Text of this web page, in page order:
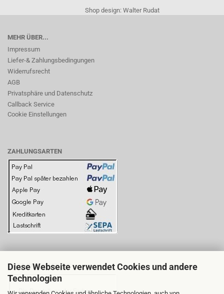
Diese Webseite verwendet Cookies und andere
Technologien
Shop design: Walter Rudat
MEHR ÜBER...
Impressum
Liefer-& Zahlungsbedingungen
Widerrufsrecht
AGB
Privatsphäre und Datenschutz
Callback Service
Cookie Einstellungen
ZAHLUNGSARTEN
BITTE BEACHTEN SIE: